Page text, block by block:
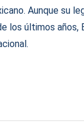
Aunque su
últimos años,